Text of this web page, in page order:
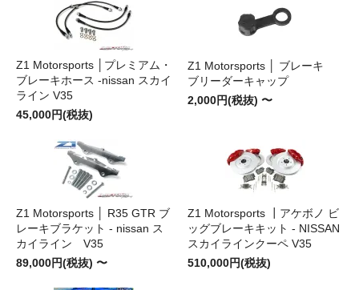
Z1 Motorsports │プレミアム・
ブレーキホース -nissan スカイ
ライン V35
45,000円(税抜)
Z1 Motorsports │ ブレーキ
ブリーダーキャップ
2,000円(税抜) 〜
Z1 Motorsports │ R35 GTR ブ
レーキブラケット - nissan ス
カイライン V35
89,000円(税抜) 〜
Z1 Motorsports ┃アケボノ ビ
ッグブレーキキット - NISSAN
スカイラインクーペ V35
510,000円(税抜)